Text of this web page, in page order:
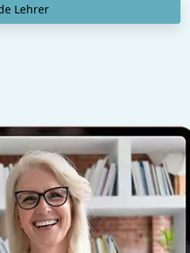
Lehrer